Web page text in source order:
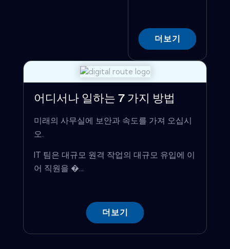
더보기
어디서나 일하는 7 가지 방법
미래의 사무실에 보안과 속도를 가져 오십시
오.
IT 팀은 대규모 원격 작업의 대규모 유입에 이
어 직원을 �...
더보기